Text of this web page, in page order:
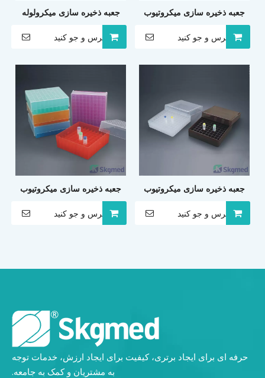
جعبه ذخیره سازی میکروتیوب
36 چاه در پلی پروپیلن (پوشش)
پرس و جو کنید
جعبه ذخیره سازی میکرولوله
100 چاه در پلی پروپیلن (درپوش
تلنگر)
پرس و جو کنید
جعبه ذخیره سازی میکروتیوب
100 چاه در پلی پروپیلن (نوع
پوشش)
پرس و جو کنید
جعبه ذخیره سازی میکروتیوب
پوشش)
پرس و جو کنید
حرفه ای برای ایجاد برتری، کیفیت برای ایجاد ارزش، خدمات توجه
به مشتریان و کمک به جامعه.